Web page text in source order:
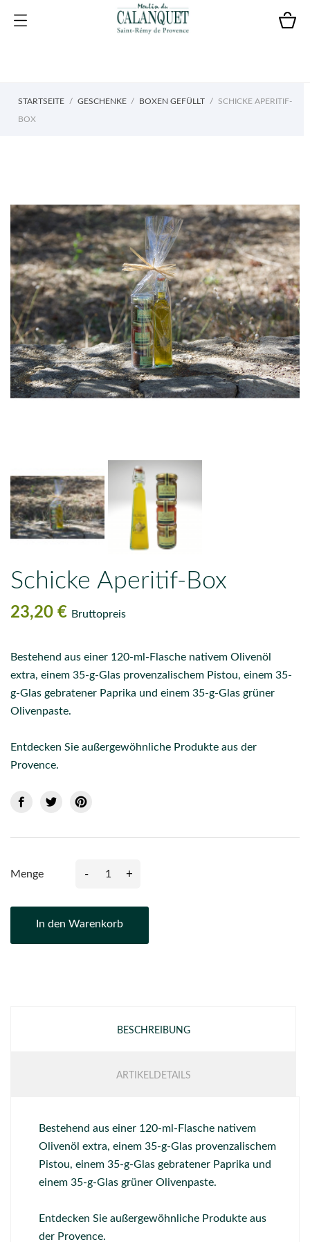
STARTSEITE GESCHENKE BOXEN GEFÜLLT SCHICKE APERITIF-
BOX
Schicke Aperitif-Box
23,20 € Bruttopreis
Bestehend aus einer 120-ml-Flasche nativem Olivenöl
extra, einem 35-g-Glas provenzalischem Pistou, einem 35-
g-Glas gebratener Paprika und einem 35-g-Glas grüner
Olivenpaste.
Entdecken Sie außergewöhnliche Produkte aus der
Provence.
Menge - +
In den Warenkorb
BESCHREIBUNG
ARTIKELDETAILS
Bestehend aus einer 120-ml-Flasche nativem
Olivenöl extra, einem 35-g-Glas provenzalischem
Pistou, einem 35-g-Glas gebratener Paprika und
einem 35-g-Glas grüner Olivenpaste.
Entdecken Sie außergewöhnliche Produkte aus
der Provence.